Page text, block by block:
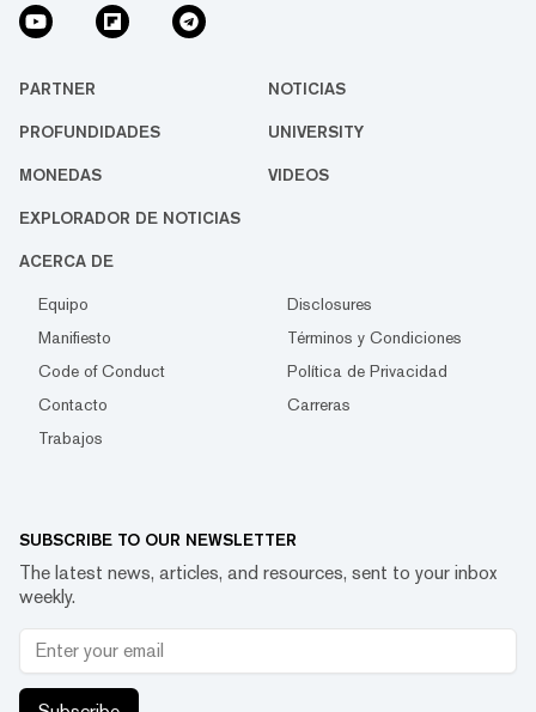
PARTNER NOTICIAS
PROFUNDIDADES UNIVERSITY
MONEDAS VIDEOS
EXPLORADOR DE NOTICIAS
ACERCA DE
Equipo
Disclosures
Manifiesto
Términos y Condiciones
Code of Conduct
Política de Privacidad
Contacto
Carreras
Trabajos
SUBSCRIBE TO OUR NEWSLETTER
The latest news, articles, and resources, sent to your inbox
weekly.